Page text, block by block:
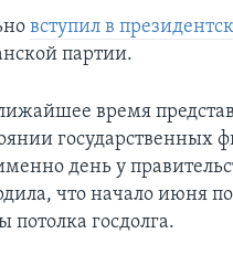
вступил в
партии.
время
государственных
день у
что начало июня
госдолга.